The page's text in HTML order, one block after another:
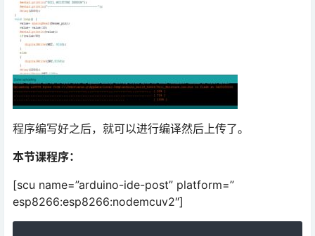
程序编写好之后，就可以进行编译然后上传了。
本节课程序：
[scu name=”arduino-ide-post” platform=”
esp8266:esp8266:nodemcuv2″]